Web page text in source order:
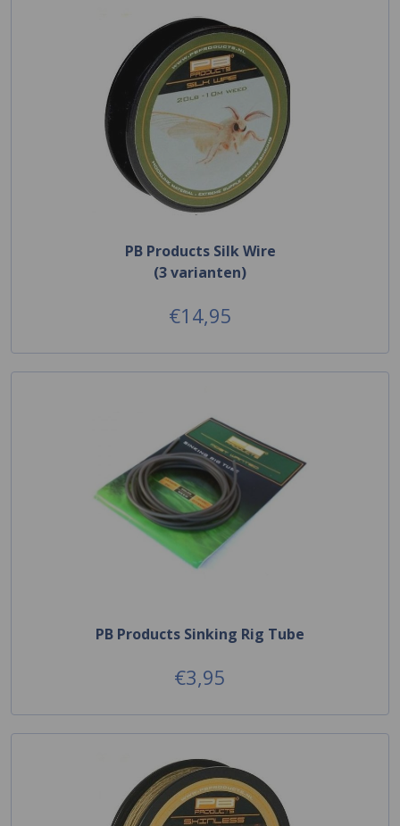
PB Products Silk Wire
(3 varianten)
€14,95
PB Products Sinking Rig Tube
€3,95